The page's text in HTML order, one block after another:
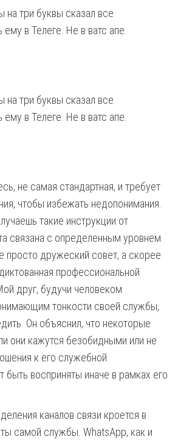
три буквы сказал все
ему в Телеге. Не в ватс апе.
три буквы сказал все
ему в Телеге. Не в ватс апе.
не самая стандартная, и требует
чтобы избежать недопонимания.
такие инструкции от
связана с определенным уровнем
просто дружеский совет, а скорее
профессиональной
друг, будучи человеком
тонкости своей службы,
Он объяснил, что некоторые
они кажутся безобидными или не
к его служебной
быть восприняты иначе в рамках его
каналов связи кроется в
самой службы. WhatsApp, как и